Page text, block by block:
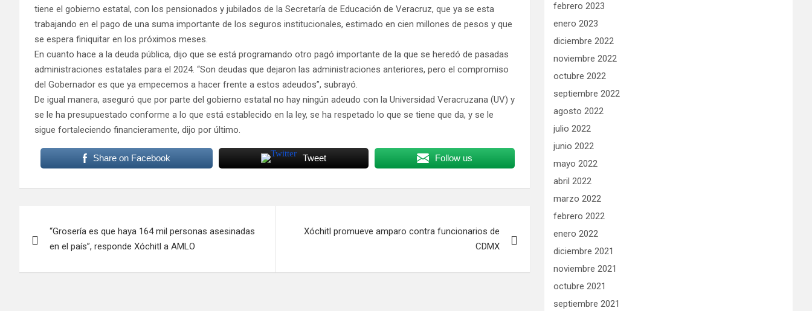
tiene el gobierno estatal, con los pensionados y jubilados de la Secretaría de Educación de Veracruz, que ya se esta
trabajando en el pago de una suma importante de los seguros institucionales, estimado en cien millones de pesos y que
se espera finiquitar en los próximos meses.
En cuanto hace a la deuda pública, dijo que se está programando otro pagó importante de la que se heredó de pasadas
administraciones estatales para el 2024. “Son deudas que dejaron las administraciones anteriores, pero el compromiso
del Gobernador es que ya empecemos a hacer frente a estos adeudos”, subrayó.
De igual manera, aseguró que por parte del gobierno estatal no hay ningún adeudo con la Universidad Veracruzana (UV) y
se le ha presupuestado conforme a lo que está establecido en la ley, se ha respetado lo que se tiene que da, y se le
sigue fortaleciendo financieramente, dijo por último.
Share on Facebook Tweet Follow us
de
entradas
“Grosería es que haya 164 mil personas asesinadas
en el país”, responde Xóchitl a AMLO
Xóchitl promueve amparo contra funcionarios de
CDMX
febrero 2023
enero 2023
diciembre 2022
noviembre 2022
octubre 2022
septiembre 2022
agosto 2022
julio 2022
junio 2022
mayo 2022
abril 2022
marzo 2022
febrero 2022
enero 2022
diciembre 2021
noviembre 2021
octubre 2021
septiembre 2021